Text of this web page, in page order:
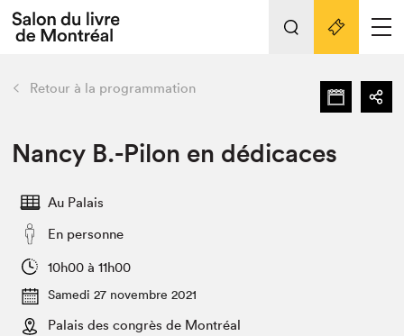
L'événement
Préparer sa visite au Salon
Actualités
SLM PRO
retour Nos activités
Préparer sa visite
Salon au Palais
Projets partenaires
Liens pratiques
Retour à la programmation
Nancy B.-Pilon en dédicaces
Au Palais
En personne
10h00 à 11h00
Samedi 27 novembre 2021
Palais des congrès de Montréal